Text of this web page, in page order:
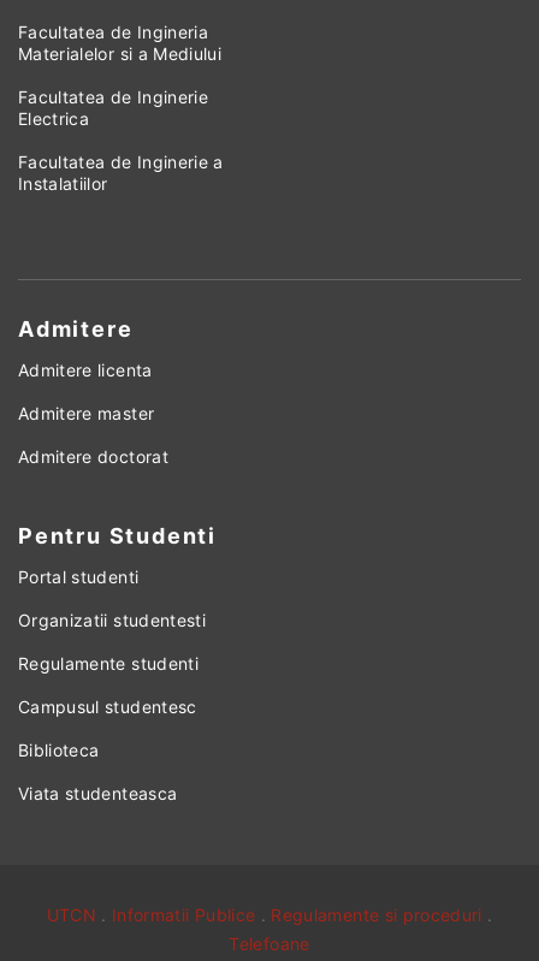
Facultatea de Ingineria
Materialelor si a Mediului
Facultatea de Inginerie
Electrica
Facultatea de Inginerie a
Instalatiilor
Admitere
Admitere licenta
Admitere master
Admitere doctorat
Pentru Studenti
Portal studenti
Organizatii studentesti
Regulamente studenti
Campusul studentesc
Biblioteca
Viata studenteasca
UTCN . Informatii Publice . Regulamente si proceduri .
Telefoane